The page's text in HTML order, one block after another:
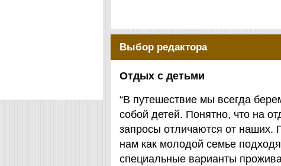
Выбор редактора
Отдых с детьми
“В путешествие мы всегда
собой детей. Понятно, что на
запросы отличаются от наших.
нам как молодой семье
специальные варианты